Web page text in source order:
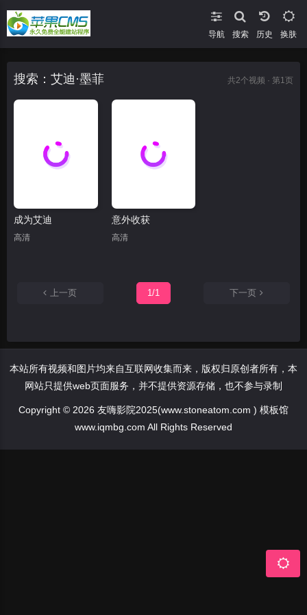
导航 搜索 换肤
搜索：艾迪·墨菲 共2个视频 · 第1页
成为艾迪
高清
意外收获
高清
上一页 1/1 下一页
本站所有视频和图片均来自互联网收集而来，版权归原创者所有，本
网站只提供web页面服务，并不提供资源存储，也不参与录制
Copyright © 2026 友嗨影院2025(www.stoneatom.com ) 模板馆
www.iqmbg.com All Rights Reserved